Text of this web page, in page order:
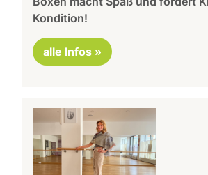
Kondition!
alle Infos »